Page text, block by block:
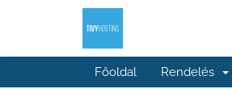
Főoldal Rendelés